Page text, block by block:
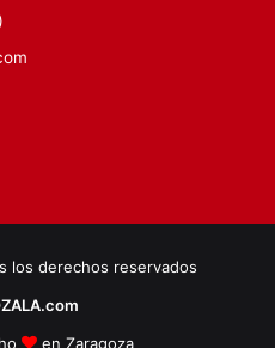
los derechos reservados
en Zaragoza